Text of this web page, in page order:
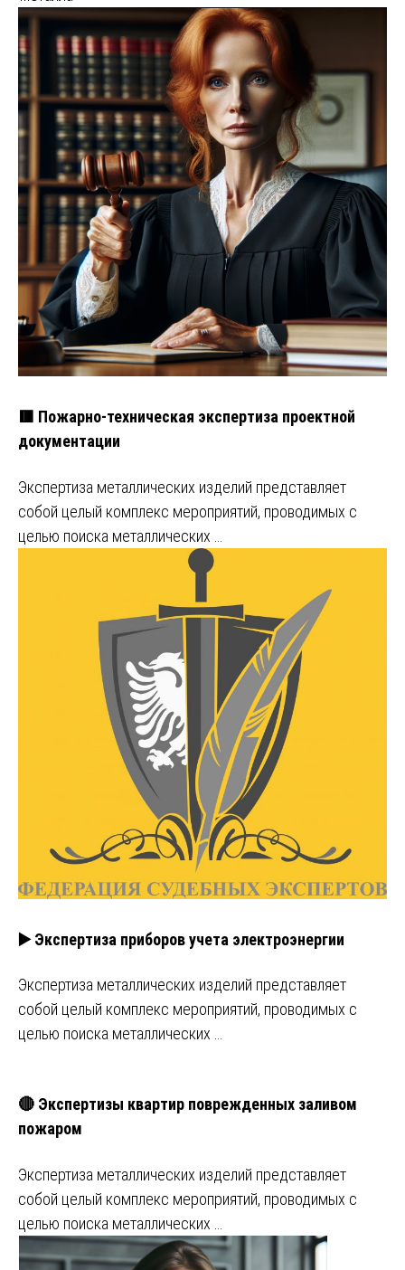
🟥 Пожарно-техническая экспертиза проектной
документации
Экспертиза металлических изделий представляет
собой целый комплекс мероприятий, проводимых с
целью поиска металлических …
▶️ Экспертиза приборов учета электроэнергии
Экспертиза металлических изделий представляет
собой целый комплекс мероприятий, проводимых с
целью поиска металлических …
🔴 Экспертизы квартир поврежденных заливом
пожаром
Экспертиза металлических изделий представляет
собой целый комплекс мероприятий, проводимых с
целью поиска металлических …